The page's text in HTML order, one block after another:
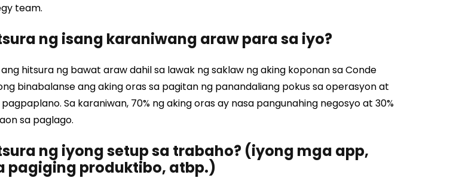
team.
ng isang karaniwang araw para sa iyo?
hitsura ng bawat araw dahil sa lawak ng saklaw ng aking koponan sa Conde
binabalanse ang aking oras sa pagitan ng panandaliang pokus sa operasyon at
Sa karaniwan, 70% ng aking oras ay nasa pangunahing negosyo at 30%
sa paglago.
ng iyong setup sa trabaho? (iyong mga app,
pagiging produktibo, atbp.)